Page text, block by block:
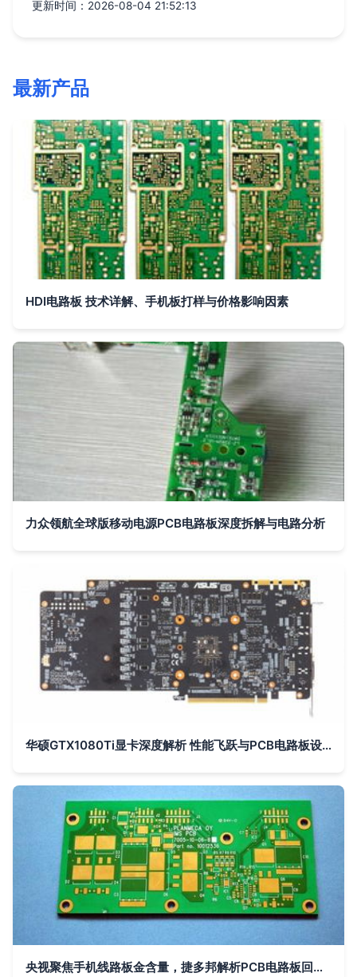
更新时间：2026-08-04 21:52:13
最新产品
HDI电路板 技术详解、手机板打样与价格影响因素
力众领航全球版移动电源PCB电路板深度拆解与电路分析
华硕GTX1080Ti显卡深度解析 性能飞跃与PCB电路板设计亮点
央视聚焦手机线路板金含量，捷多邦解析PCB电路板回收与环保价值